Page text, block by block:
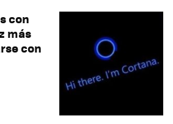
con
más
con